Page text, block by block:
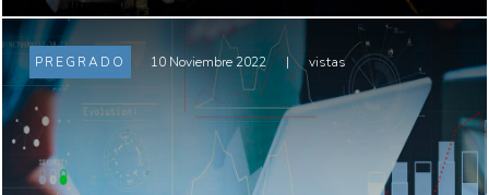
PREGRADO 10 Noviembre 2022 | vistas